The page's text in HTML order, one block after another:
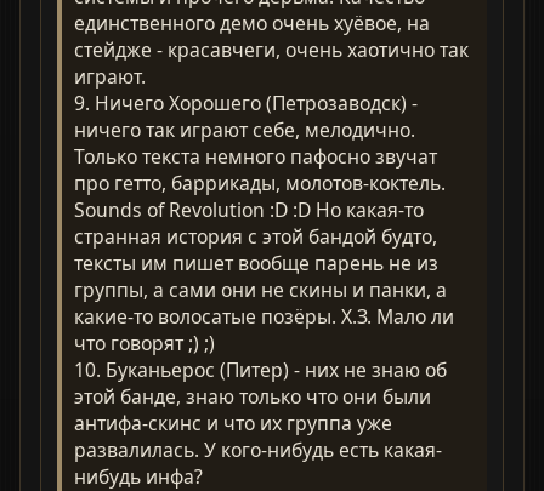
единственного демо очень хуёвое, на
стейдже - красавчеги, очень хаотично так
играют.
9. Ничего Хорошего (Петрозаводск) -
ничего так играют себе, мелодично.
Только текста немного пафосно звучат
про гетто, баррикады, молотов-коктель.
Sounds of Revolution :D :D Но какая-то
странная история с этой бандой будто,
тексты им пишет вообще парень не из
группы, а сами они не скины и панки, а
какие-то волосатые позёры. Х.З. Мало ли
что говорят ;) ;)
10. Буканьерос (Питер) - них не знаю об
этой банде, знаю только что они были
антифа-скинс и что их группа уже
развалилась. У кого-нибудь есть какая-
нибудь инфа?